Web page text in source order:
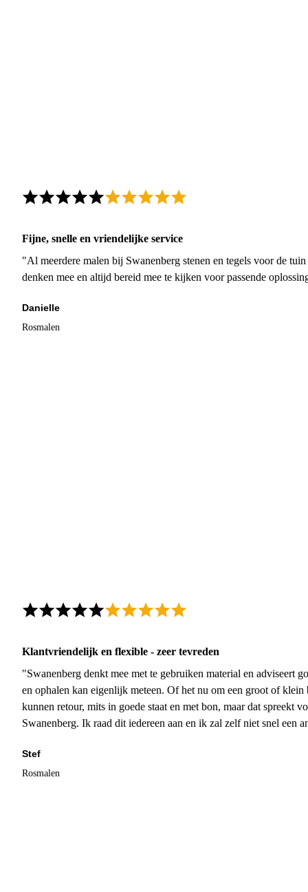
Fijne, snelle en vriendelijke service
"Al meerdere malen bij Swanenberg stenen en tegels voor de
denken mee en altijd bereid mee te kijken voor passende
Danielle
Rosmalen
Klantvriendelijk en flexible - zeer tevreden
"Swanenberg denkt mee met te gebruiken material en adviseert
en ophalen kan eigenlijk meteen. Of het nu om een groot of
kunnen retour, mits in goede staat en met bon, maar dat spreekt
Swanenberg. Ik raad dit iedereen aan en ik zal zelf niet snel een
Stef
Rosmalen